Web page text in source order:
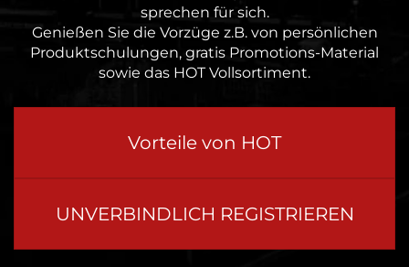
sprechen für sich.
Genießen Sie die Vorzüge z.B. von persönlichen
Produktschulungen, gratis Promotions-Material
sowie das HOT Vollsortiment.
Vorteile von HOT
UNVERBINDLICH REGISTRIEREN